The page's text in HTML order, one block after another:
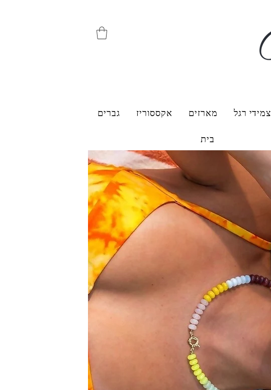
גברים אקססוריז מארזים צמידי רגל
בית